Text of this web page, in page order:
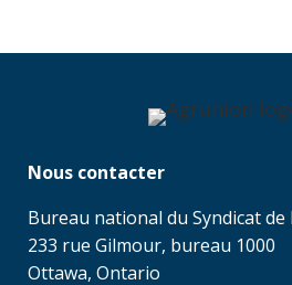
Nous contacter
Bureau national du Syndicat de
233 rue Gilmour, bureau 1000
Ottawa, Ontario